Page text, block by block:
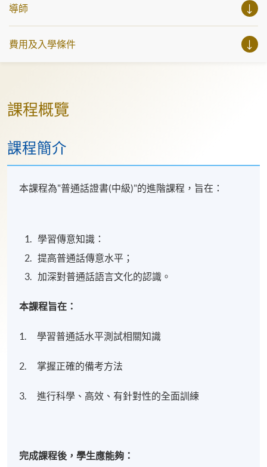
導師
費用及入學條件
課程概覽
課程簡介
本課程為"普通話證書(中級)"的進階課程，旨在：
學習傳意知識：
提高普通話傳意水平；
加深對普通話語言文化的認識。
本課程旨在：
1. 學習普通話水平測試相關知識
2. 掌握正確的備考方法
3. 進行科學、高效、有針對性的全面訓練
完成課程後，學生應能夠：